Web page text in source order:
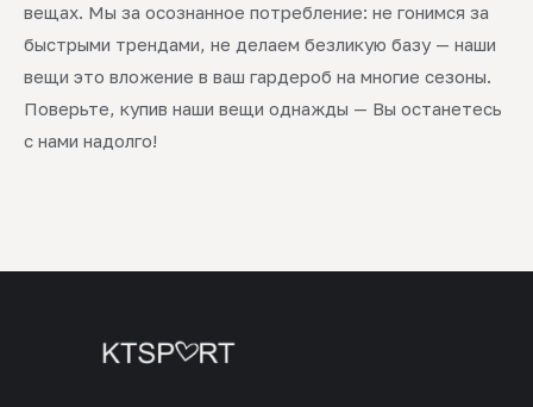
вещах. Мы за осознанное потребление: не гонимся за
быстрыми трендами, не делаем безликую базу — наши
вещи это вложение в ваш гардероб на многие сезоны.
Поверьте, купив наши вещи однажды — Вы останетесь
с нами надолго!